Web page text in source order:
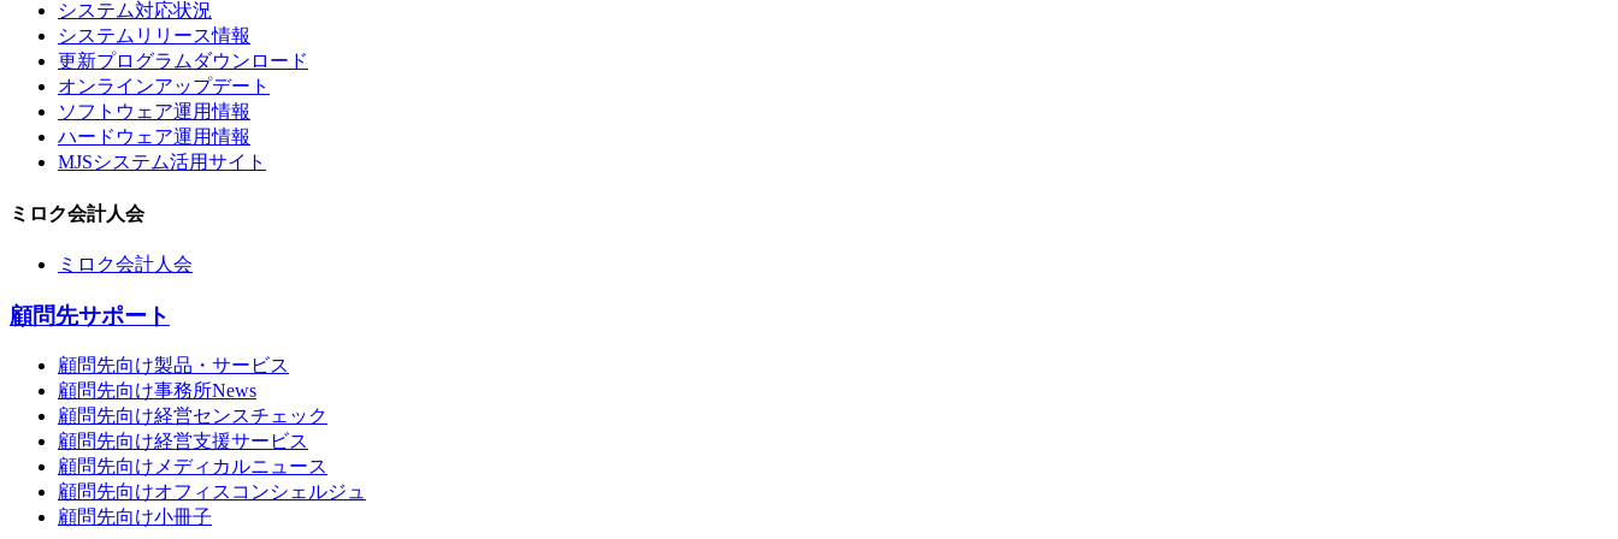
システム対応状況
システムリリース情報
更新プログラムダウンロード
オンラインアップデート
ソフトウェア運用情報
ハードウェア運用情報
MJSシステム活用サイト
ミロク会計人会
ミロク会計人会
顧問先サポート
顧問先向け製品・サービス
顧問先向け事務所News
顧問先向け経営センスチェック
顧問先向け経営支援サービス
顧問先向けメディカルニュース
顧問先向けオフィスコンシェルジュ
顧問先向け小冊子